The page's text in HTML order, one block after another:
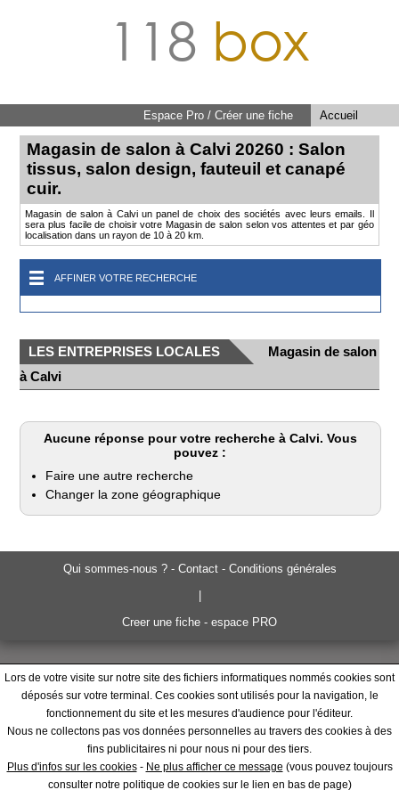
118 box
Accueil
Espace Pro / Créer une fiche
Magasin de salon à Calvi 20260 : Salon
tissus, salon design, fauteuil et canapé
cuir.
Magasin de salon à Calvi un panel de choix des sociétés avec leurs emails. Il
sera plus facile de choisir votre Magasin de salon selon vos attentes et par géo
localisation dans un rayon de 10 à 20 km.
AFFINER VOTRE RECHERCHE
LES ENTREPRISES LOCALES
Magasin de salon
à Calvi
Aucune réponse pour votre recherche à Calvi. Vous
pouvez :
Faire une autre recherche
Changer la zone géographique
Qui sommes-nous ? - Contact - Conditions générales
Creer une fiche - espace PRO
Lors de votre visite sur notre site des fichiers informatiques nommés cookies sont
déposés sur votre terminal. Ces cookies sont utilisés pour la navigation, le
fonctionnement du site et les mesures d'audience pour l'éditeur.
Nous ne collectons pas vos données personnelles au travers des cookies à des
fins publicitaires ni pour nous ni pour des tiers.
Plus d'infos sur les cookies- Ne plus afficher ce message (vous pouvez toujours
consulter notre politique de cookies sur le lien en bas de page)